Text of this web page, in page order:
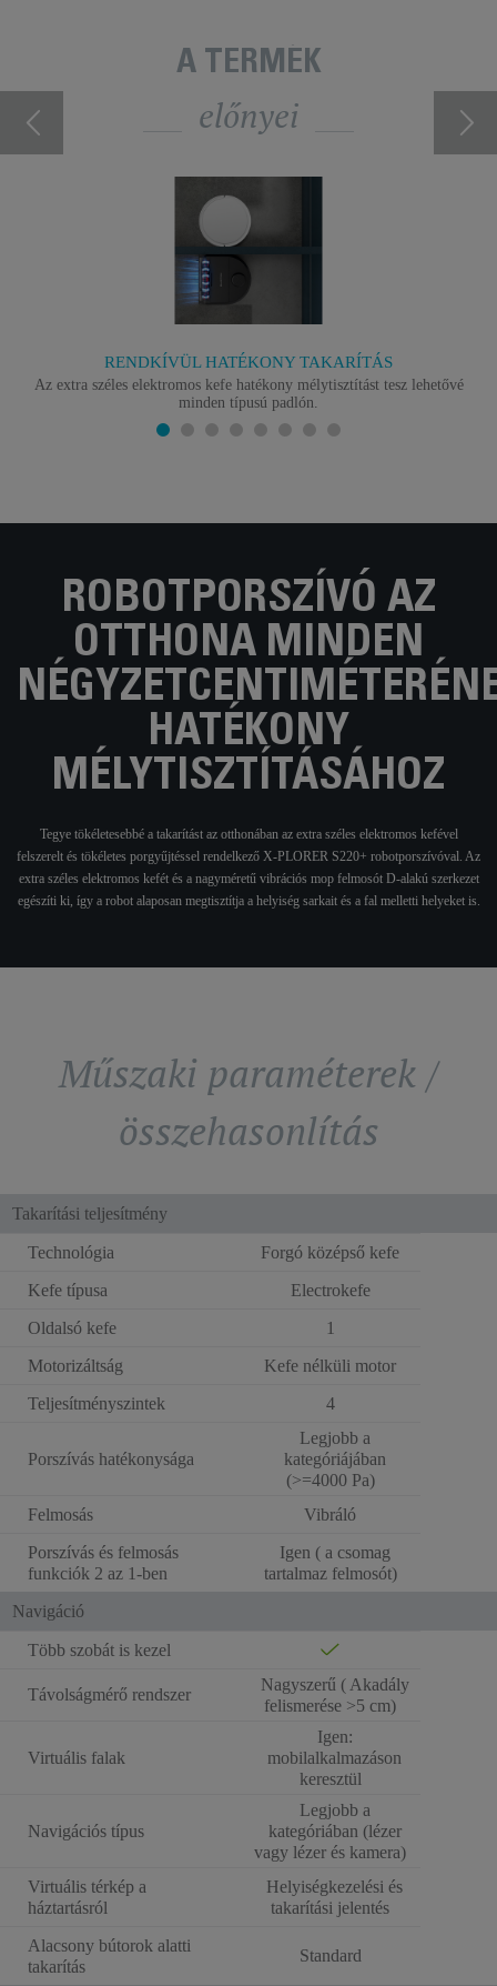
A TERMÉK
előnyei
RENDKÍVÜL HATÉKONY TAKARÍTÁS
Az extra széles elektromos kefe hatékony mélytisztítást tesz lehetővé
minden típusú padlón.
ROBOTPORSZÍVÓ AZ
OTTHONA MINDEN
HATÉKONY
MÉLYTISZTÍTÁSÁHOZ
Tegye tökéletesebbé a takarítást az otthonában az extra széles elektromos kefével
felszerelt és tökéletes porgyűjtéssel rendelkező X-PLORER S220+ robotporszívóval. Az
extra széles elektromos kefét és a nagyméretű vibrációs mop felmosót D-alakú szerkezet
egészíti ki, így a robot alaposan megtisztítja a helyiség sarkait és a fal melletti helyeket is.
Műszaki paraméterek /
összehasonlítás
Takarítási teljesítmény
Technológia
Forgó középső kefe
Kefe típusa
Electrokefe
Oldalsó kefe
1
Motorizáltság
Kefe nélküli motor
Teljesítményszintek
4
Porszívás hatékonysága
Legjobb a
kategóriájában
(>=4000 Pa)
Felmosás
Vibráló
Porszívás és felmosás
funkciók 2 az 1-ben
Igen ( a csomag
tartalmaz felmosót)
Navigáció
Több szobát is kezel
Távolságmérő rendszer
Nagyszerű ( Akadály
felismerése >5 cm)
Virtuális falak
Igen:
mobilalkalmazáson
keresztül
Navigációs típus
Legjobb a
kategóriában (lézer
vagy lézer és kamera)
Virtuális térkép a
háztartásról
Helyiségkezelési és
takarítási jelentés
Alacsony bútorok alatti
takarítás
Standard